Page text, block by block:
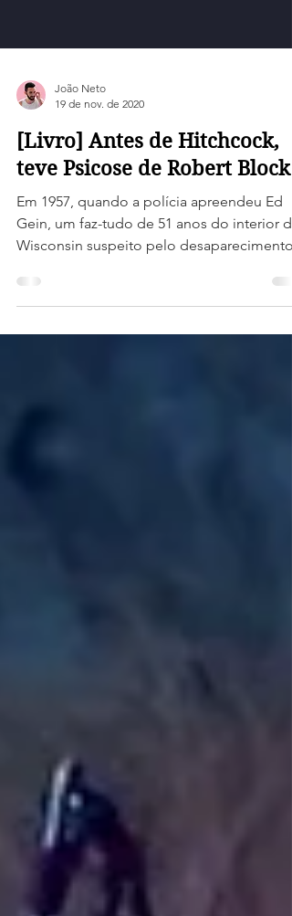
19 de nov. de 2020
[Livro] Antes de Hitchcock,
teve Psicose de Robert Block
Em 1957, quando a polícia apreendeu Ed
Gein, um faz-tudo de 51 anos do interior de
Wisconsin suspeito pelo desaparecimento
de uma mulher...